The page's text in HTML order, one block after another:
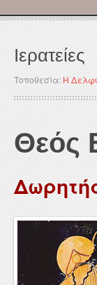
Ιερατείες
Τοποθεσία: Η
Θεός